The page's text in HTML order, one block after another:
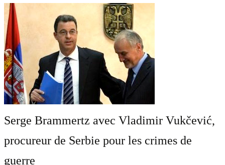
Serge Brammertz avec Vladimir Vukčević,
procureur de Serbie pour les crimes de
guerre